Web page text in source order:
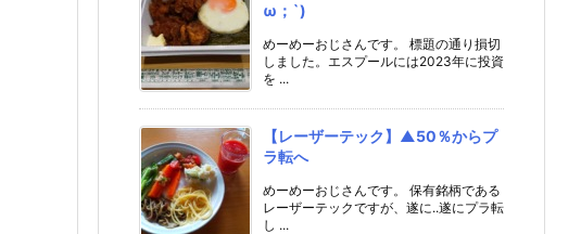
ω；`)
めーめーおじさんです。 標題の通り損切
しました。エスプールには2023年に投資
を ...
【レーザーテック】▲50％からプ
ラ転へ
めーめーおじさんです。 保有銘柄である
レーザーテックですが、遂に..遂にプラ転
し ...